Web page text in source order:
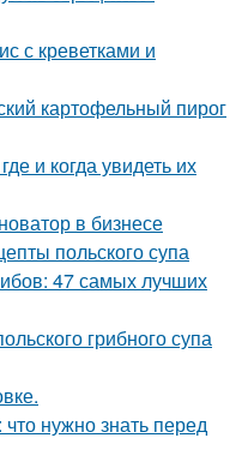
с креветками и
картофельный пирог
и когда увидеть их
в бизнесе
польского супа
47 самых лучших
грибного супа
нужно знать перед